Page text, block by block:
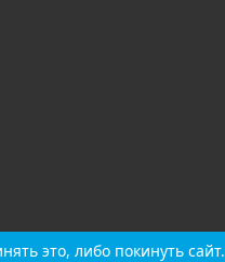
это, либо покинуть сайт.